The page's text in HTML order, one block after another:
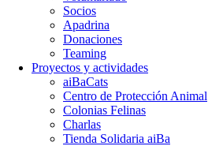
Socios
Apadrina
Donaciones
Teaming
Proyectos y actividades
aiBaCats
Centro de Protección Animal
Colonias Felinas
Charlas
Tienda Solidaria aiBa